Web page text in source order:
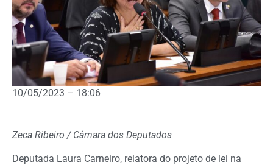
10/05/2023 – 18:06
Zeca Ribeiro / Câmara dos Deputados
Deputada Laura Carneiro, relatora do projeto de lei na